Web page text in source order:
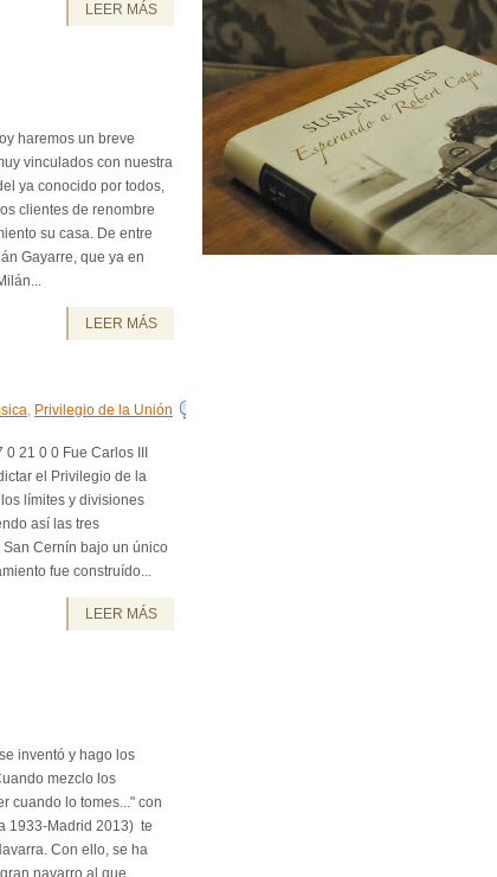
LEER MÁS
haremos un breve
vinculados con nuestra
ya conocido por todos,
clientes de renombre
su casa. De entre
Gayarre, que ya en
LEER MÁS
, Privilegio de la Unión
21 0 0 Fue Carlos III
el Privilegio de la
límites y divisiones
así las tres
Cernín bajo un único
fue construído...
LEER MÁS
inventó y hago los
mezclo los
cuando lo tomes..." con
1933-Madrid 2013) te
Con ello, se ha
navarro al que